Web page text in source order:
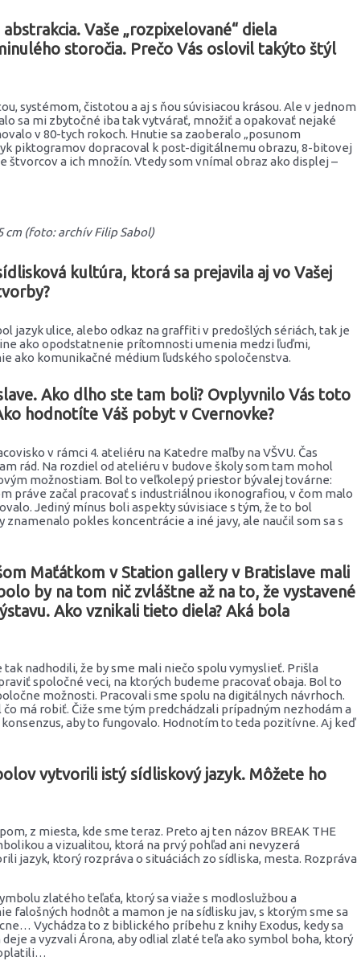
Vaše „rozpixelované“ diela
storočia. Prečo Vás oslovil takýto štýl
systémom, čistotou a aj s ňou súvisiacou krásou. Ale v jednom
sa mi zbytočné iba tak vytvárať, množiť a opakovať nejaké
v 80-tych rokoch. Hnutie sa zaoberalo „posunom
piktogramov dopracoval k post-digitálnemu obrazu, 8-bitovej
a ich množín. Vtedy som vnímal obraz ako displej –
cm (foto: archív Filip Sabol)
kultúra, ktorá sa prejavila aj vo Vašej
jazyk ulice, alebo odkaz na graffiti v predošlých sériách, tak je
ako opodstatnenie prítomnosti umenia medzi ľuďmi,
ako komunikačné médium ľudského spoločenstva.
Ako dlho ste tam boli? Ovplyvnilo Vás toto
hodnotíte Váš pobyt v Cvernovke?
v rámci 4. ateliéru na Katedre maľby na VŠVU. Čas
rád. Na rozdiel od ateliéru v budove školy som tam mohol
možnostiam. Bol to veľkolepý priestor bývalej továrne:
práve začal pracovať s industriálnou ikonografiou, v čom malo
Jediný mínus boli aspekty súvisiace s tým, že to bol
pokles koncentrácie a iné javy, ale naučil som sa s
Maťátkom v Station gallery v Bratislave mali
by na tom nič zvláštne až na to, že vystavené
Ako vznikali tieto diela? Aká bola
nadhodili, že by sme mali niečo spolu vymyslieť. Prišla
spoločné veci, na ktorých budeme pracovať obaja. Bol to
možnosti. Pracovali sme spolu na digitálnych návrhoch.
má robiť. Čiže sme tým predchádzali prípadným nezhodám a
aby to fungovalo. Hodnotím to teda pozitívne. Aj keď
vytvorili istý sídliskový jazyk. Môžete ho
z miesta, kde sme teraz. Preto aj ten názov BREAK THE
a vizualitou, ktorá na prvý pohľad ani nevyzerá
jazyk, ktorý rozpráva o situáciách zo sídliska, mesta. Rozpráva
zlatého teľaťa, ktorý sa viaže s modloslužbou a
falošných hodnôt a mamon je na sídlisku jav, s ktorým sme sa
Vychádza to z biblického príbehu z knihy Exodus, kedy sa
a vyzvali Árona, aby odlial zlaté teľa ako symbol boha, ktorý